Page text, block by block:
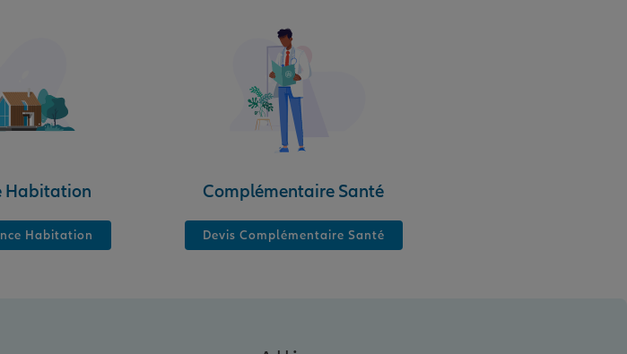
Habitation
Habitation
Complémentaire Santé
Devis Complémentaire Santé